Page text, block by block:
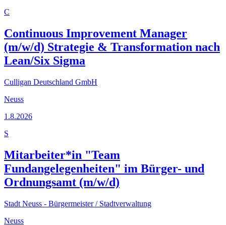
C
Continuous Improvement Manager
(m/w/d) Strategie & Transformation nach
Lean/Six Sigma
Culligan Deutschland GmbH
Neuss
1.8.2026
S
Mitarbeiter*in "Team
Fundangelegenheiten" im Bürger- und
Ordnungsamt (m/w/d)
Stadt Neuss - Bürgermeister / Stadtverwaltung
Neuss